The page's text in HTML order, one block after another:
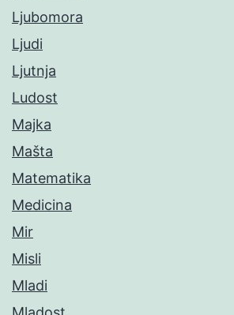
Ljubomora
Ljudi
Ljutnja
Ludost
Majka
Mašta
Matematika
Medicina
Mir
Misli
Mladi